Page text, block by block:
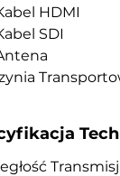
HDMI
SDI